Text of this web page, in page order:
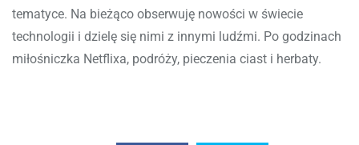
tematyce. Na bieżąco obserwuję nowości w świecie
technologii i dzielę się nimi z innymi ludźmi. Po godzinach
miłośniczka Netflixa, podróży, pieczenia ciast i herbaty.